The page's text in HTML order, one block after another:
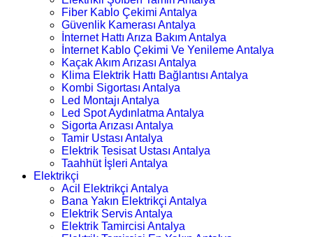
Fiber Kablo Çekimi Antalya
Güvenlik Kamerası Antalya
İnternet Hattı Arıza Bakım Antalya
İnternet Kablo Çekimi Ve Yenileme Antalya
Kaçak Akım Arızası Antalya
Klima Elektrik Hattı Bağlantısı Antalya
Kombi Sigortası Antalya
Led Montajı Antalya
Led Spot Aydınlatma Antalya
Sigorta Arızası Antalya
Tamir Ustası Antalya
Elektrik Tesisat Ustası Antalya
Taahhüt İşleri Antalya
Elektrikçi
Acil Elektrikçi Antalya
Bana Yakın Elektrikçi Antalya
Elektrik Servis Antalya
Elektrik Tamircisi Antalya